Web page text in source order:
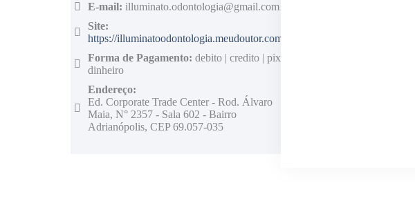
E-mail: illuminato.odontologia@gmail.com
Site:
https://illuminatoodontologia.meudoutor.com/
Forma de Pagamento: debito | credito | pix |
dinheiro
Endereço:
Ed. Corporate Trade Center - Rod. Álvaro
Maia, N° 2357 - Sala 602 - Bairro
Adrianópolis, CEP 69.057-035